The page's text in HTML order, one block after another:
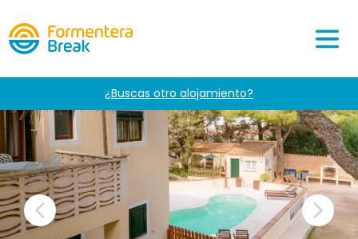
¿Buscas otro alojamiento?